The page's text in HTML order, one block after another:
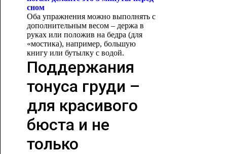
сном
Оба упражнения можно выполнять с
дополнительным весом – держа в
руках или положив на бедра (для
«мостика), например, большую
книгу или бутылку с водой.
Поддержания
тонуса груди –
для красивого
бюста и не
только